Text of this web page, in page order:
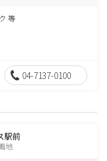
等
04-7137-0100
駅前
地